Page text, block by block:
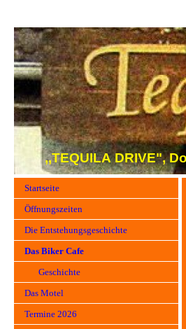
,,TEQUILA DRIVE",
Startseite
Öffnungszeiten
Die Entstehungsgeschichte
Das Biker Cafe
Geschichte
Das Motel
Termine 2026